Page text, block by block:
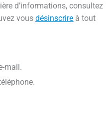
d’informations, consultez
vousdésinscrire à tout
mail.